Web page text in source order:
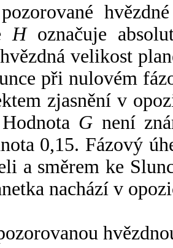
Hoznačuje
velikost
při nulovém
zjasnění v
G není
0,15. Fázový
a směrem ke
nachází v